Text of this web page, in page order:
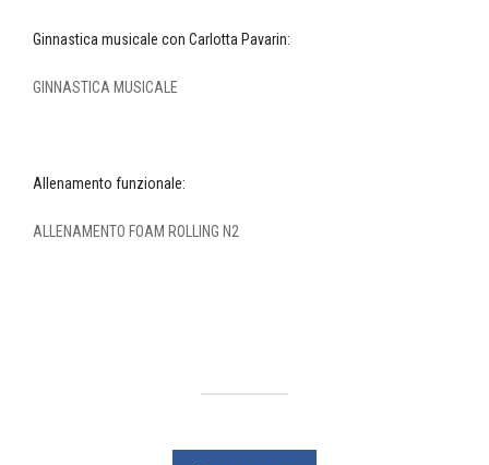
Ginnastica musicale con Carlotta Pavarin:
GINNASTICA MUSICALE
Allenamento funzionale:
ALLENAMENTO FOAM ROLLING N2